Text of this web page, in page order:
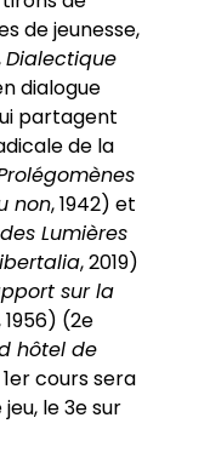
de jeunesse,
Dialectique
dialogue
partagent
de la
non, 1942) et
Lumières
, 2019)
sur la
1956) (2e
hôtel de
cours sera
le 3e sur